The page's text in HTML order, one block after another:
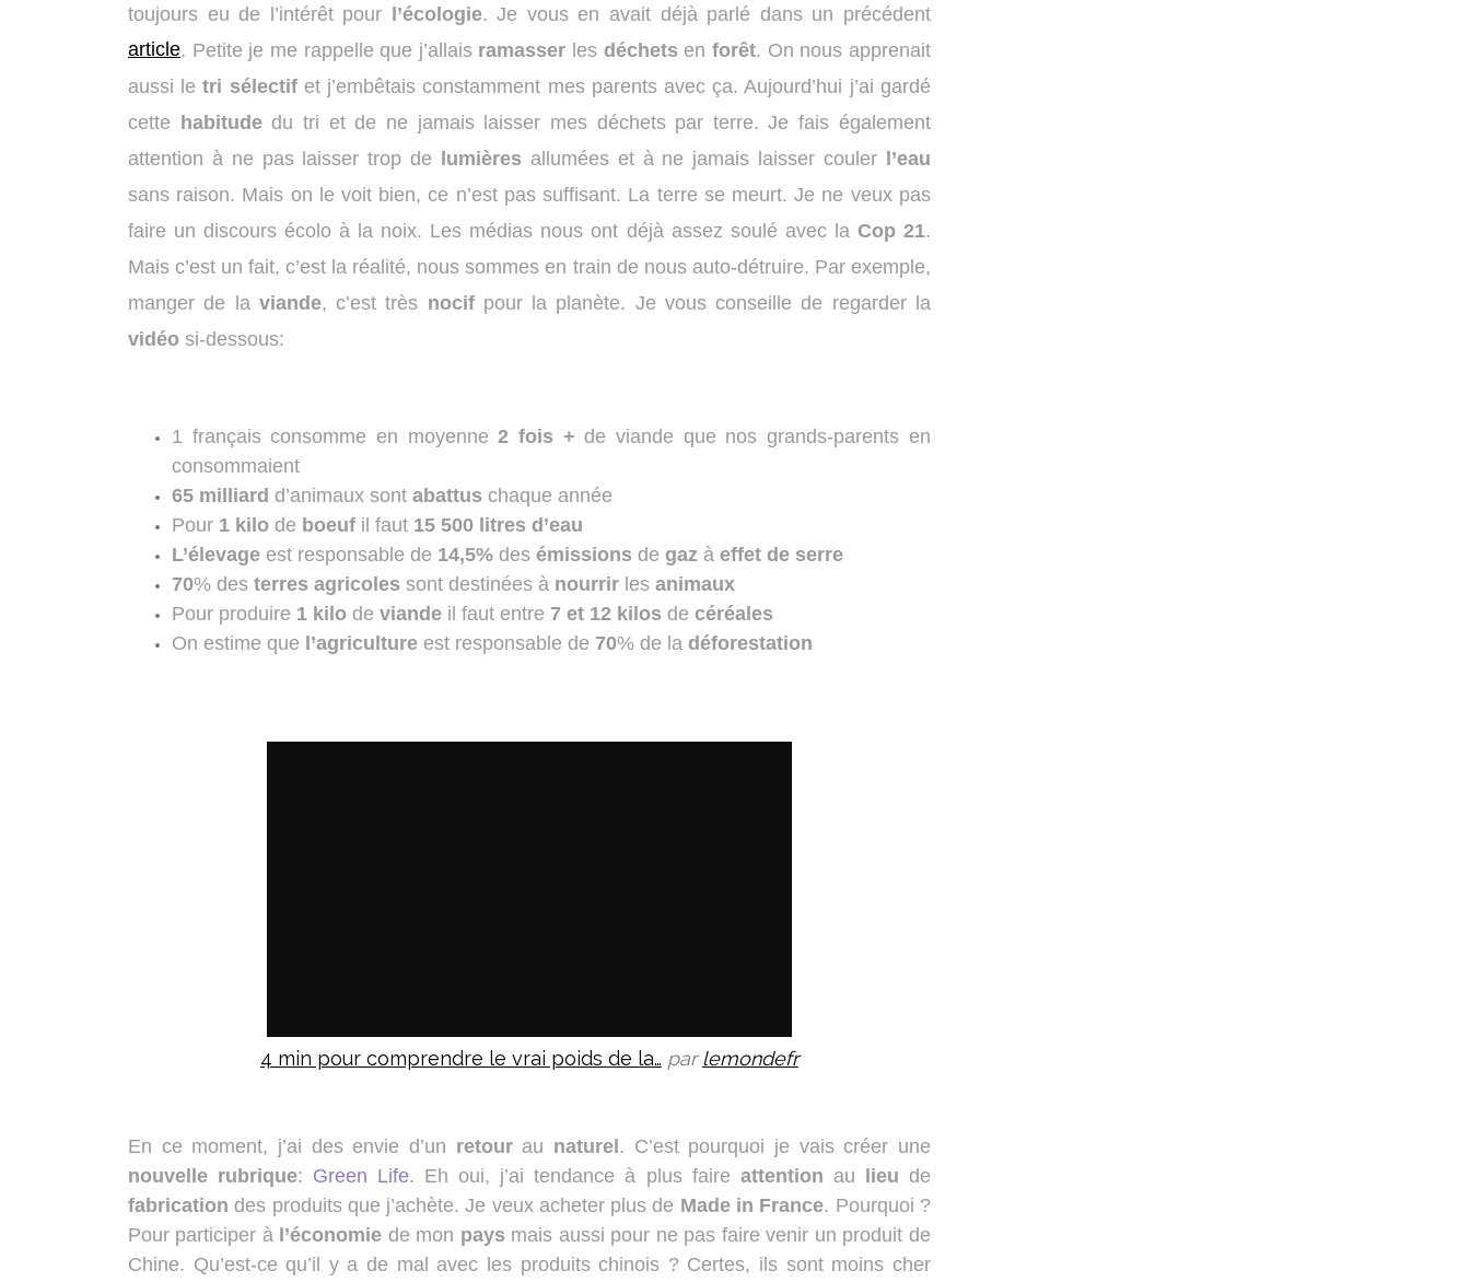
toujours eu de l’intérêt pour
l’écologie. Je vous en avait déjà parlé dans un précédent
article. Petite je me rappelle que j’allais ramasser les déchets en forêt. On nous apprenait
aussi letri sélectifet j’embêtais constamment mes parents avec ça. Aujourd’hui j’ai gardé
cette
habitudedu tri et de ne jamais laisser mes déchets par terre. Je fais également
attention à ne pas laisser trop de
lumières allumées et à ne jamais laisser couler
l’eau
sans raison. Mais on le voit bien, ce n’est pas suffisant. La terre se meurt. Je ne veux pas
faire un discours écolo à la noix. Les médias nous ont déjà assez soulé avec la Cop 21.
Mais c’est un fait, c’est la réalité, nous sommes en train de nous auto-détruire. Par exemple,
manger de la viande, c’est très nocifpour la planète. Je vous conseille de regarder la
vidéo si-dessous:
1 français consomme en moyenne 2 fois + de viande que nos grands-parents en
consommaient
65 milliard d’animaux sont abattus chaque année
Pour 1 kilo de boeuf il faut 15 500 litres d’eau
L’élevage est responsable de 14,5% des émissions de gaz à effet de serre
70% des terres agricoles sont destinées à nourrir les animaux
Pour produire 1 kilo de viande il faut entre 7 et 12 kilos de céréales
On estime que l’agriculture est responsable de 70% de la déforestation
4 min pour comprendre le vrai poids de la… parlemondefr
En ce moment, j’ai des envie d’un retourau naturel . C’est pourquoi je vais créer une
nouvelle rubrique: Green Life. Eh oui, j’ai tendance à plus faire attention au lieu de
fabrication des produits que j’achète. Je veux acheter plus de Made in France. Pourquoi ?
Pour participer à l’économie de mon pays mais aussi pour ne pas faire venir un produit de
Chine. Qu’est-ce qu’il y a de mal avec les produits chinois ? Certes, ils sont moins cher